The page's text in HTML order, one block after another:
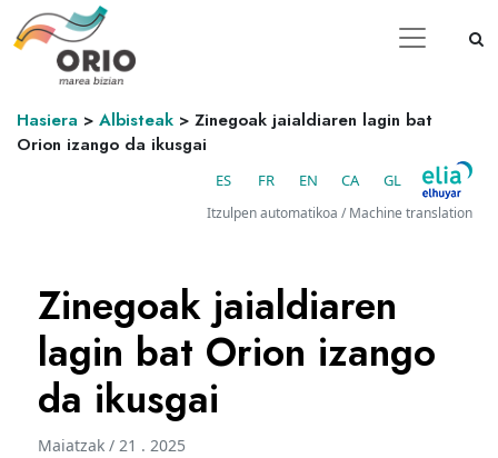
Hasiera > Albisteak > Zinegoak jaialdiaren lagin bat
Orion izango da ikusgai
ES FR EN CA GL
Itzulpen automatikoa / Machine translation
Zinegoak jaialdiaren
lagin bat Orion izango
da ikusgai
Maiatzak / 21 . 2025